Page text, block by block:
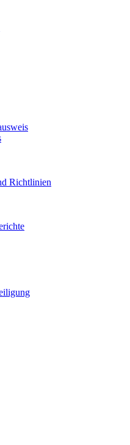
Richtlinien